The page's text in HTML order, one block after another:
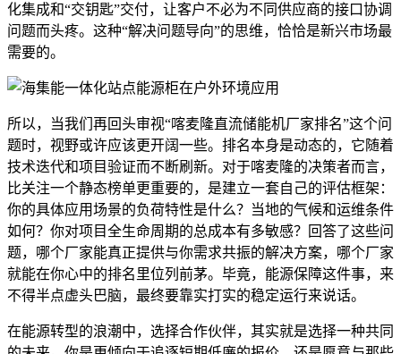
化集成和“交钥匙”交付，让客户不必为不同供应商的接口协调
问题而头疼。这种“解决问题导向”的思维，恰恰是新兴市场最
需要的。
所以，当我们再回头审视“喀麦隆直流储能机厂家排名”这个问
题时，视野或许应该更开阔一些。排名本身是动态的，它随着
技术迭代和项目验证而不断刷新。对于喀麦隆的决策者而言，
比关注一个静态榜单更重要的，是建立一套自己的评估框架：
你的具体应用场景的负荷特性是什么？当地的气候和运维条件
如何？你对项目全生命周期的总成本有多敏感？回答了这些问
题，哪个厂家能真正提供与你需求共振的解决方案，哪个厂家
就能在你心中的排名里位列前茅。毕竟，能源保障这件事，来
不得半点虚头巴脑，最终要靠实打实的稳定运行来说话。
在能源转型的浪潮中，选择合作伙伴，其实就是选择一种共同